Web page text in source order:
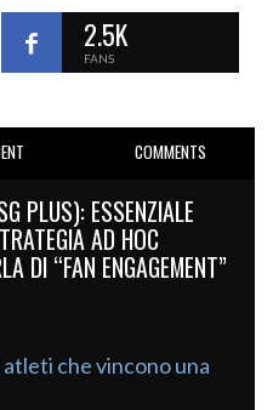
2.5K
FANS
COMMENTS
PLUS): ESSENZIALE
AD HOC
DI “FAN ENGAGEMENT”